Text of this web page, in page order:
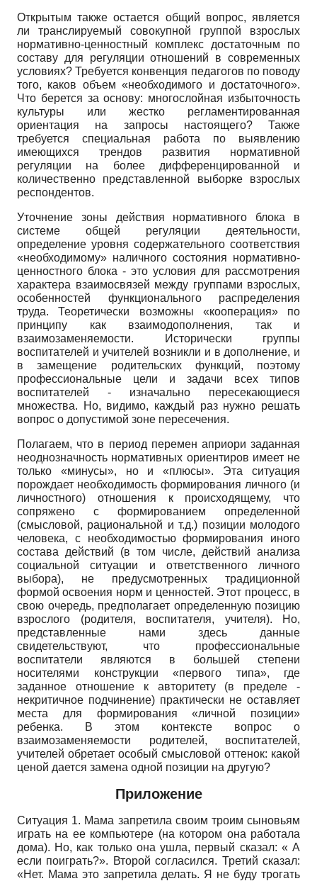
Открытым также остается общий вопрос, является
ли транслируемый совокупной группой взрослых
нормативно-ценностный комплекс достаточным по
составу для регуляции отношений в современных
условиях? Требуется конвенция педагогов по поводу
того, каков объем «необходимого и достаточного».
Что берется за основу: многослойная избыточность
культуры или жестко регламентированная
ориентация на запросы настоящего? Также
требуется специальная работа по выявлению
имеющихся трендов развития нормативной
регуляции на более дифференцированной и
количественно представленной выборке взрослых
респондентов.
Уточнение зоны действия нормативного блока в
системе общей регуляции деятельности,
определение уровня содержательного соответствия
«необходимому» наличного состояния нормативно-
ценностного блока - это условия для рассмотрения
характера взаимосвязей между группами взрослых,
особенностей функционального распределения
труда. Теоретически возможны «кооперация» по
принципу как взаимодополнения, так и
взаимозаменяемости. Исторически группы
воспитателей и учителей возникли и в дополнение, и
в замещение родительских функций, поэтому
профессиональные цели и задачи всех типов
воспитателей - изначально пересекающиеся
множества. Но, видимо, каждый раз нужно решать
вопрос о допустимой зоне пересечения.
Полагаем, что в период перемен априори заданная
неоднозначность нормативных ориентиров имеет не
только «минусы», но и «плюсы». Эта ситуация
порождает необходимость формирования личного (и
личностного) отношения к происходящему, что
сопряжено с формированием определенной
(смысловой, рациональной и т.д.) позиции молодого
человека, с необходимостью формирования иного
состава действий (в том числе, действий анализа
социальной ситуации и ответственного личного
выбора), не предусмотренных традиционной
формой освоения норм и ценностей. Этот процесс, в
свою очередь, предполагает определенную позицию
взрослого (родителя, воспитателя, учителя). Но,
представленные нами здесь данные
свидетельствуют, что профессиональные
воспитатели являются в большей степени
носителями конструкции «первого типа», где
заданное отношение к авторитету (в пределе -
некритичное подчинение) практически не оставляет
места для формирования «личной позиции»
ребенка. В этом контексте вопрос о
взаимозаменяемости родителей, воспитателей,
учителей обретает особый смысловой оттенок: какой
ценой дается замена одной позиции на другую?
Приложение
Ситуация 1. Мама запретила своим троим сыновьям
играть на ее компьютере (на котором она работала
дома). Но, как только она ушла, первый сказал: « А
если поиграть?». Второй согласился. Третий сказал:
«Нет. Мама это запретила делать. Я не буду трогать